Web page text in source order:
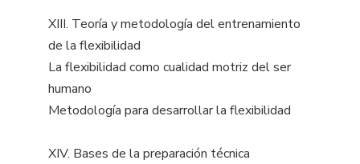
XIII. Teoría y metodología del entrenamiento
de la flexibilidad
La flexibilidad como cualidad motriz del ser
humano
Metodología para desarrollar la flexibilidad
XIV. Bases de la preparación técnica